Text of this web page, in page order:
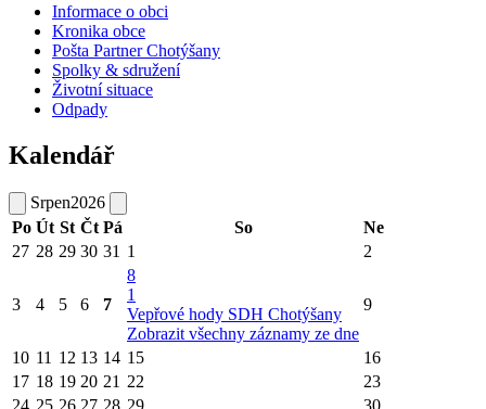
Informace o obci
Kronika obce
Pošta Partner Chotýšany
Spolky & sdružení
Životní situace
Odpady
Kalendář
Srpen2026
Po Út St Čt Pá So
Ne
27 28 29 30 31 1 2
3 4 5 6 7
8
1
Vepřové hody SDH Chotýšany
Zobrazit všechny záznamy ze dne
9
10 11 12 13 14 15
16
17 18 19 20 21 22
23
24 25 26 27 28 29 30